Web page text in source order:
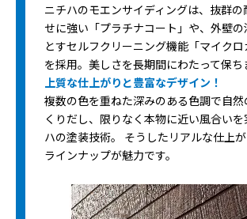
ニチハのモエンサイディングは、抜群の
せに強い「プラチナコート」や、外壁
とすセルフクリーニング機能「マイク
を採用。美しさを長期間にわたって保ち
上質な仕上がりと豊富なデザイン！
複数の色を重ねた深みのある色調で自
くりだし、限りなく本物に近い風合い
ハの塗装技術。 そうしたリアルな仕上
ラインナップが魅力です。